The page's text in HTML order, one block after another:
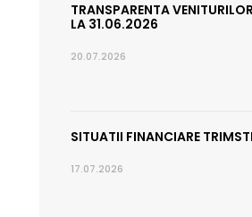
TRANSPARENTA
LA 31.06.2026
20.07.2026
SITUATII FINANCIARE
17.07.2026